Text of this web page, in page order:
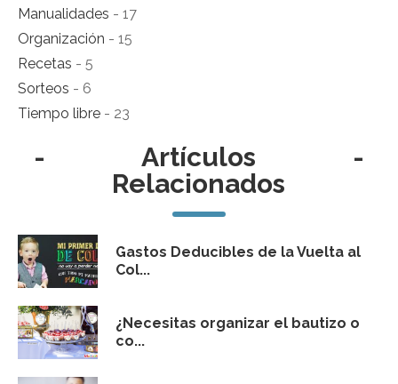
Manualidades - 17
Organización - 15
Recetas - 5
Sorteos - 6
Tiempo libre - 23
-
Artículos
Relacionados
-
Gastos Deducibles de la Vuelta al
Col...
¿Necesitas organizar el bautizo o
co...